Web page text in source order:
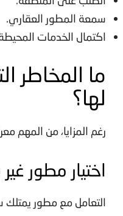
سمعة المطور العقاري.
اكتمال الخدمات
ما المخاطر
لها؟
رغم المزايا، من المهم
اختيار مطور
التعامل مع مطور يمتلك